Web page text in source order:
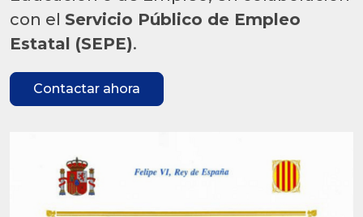
con el Servicio Público de Empleo
Estatal (SEPE).
Contactar ahora